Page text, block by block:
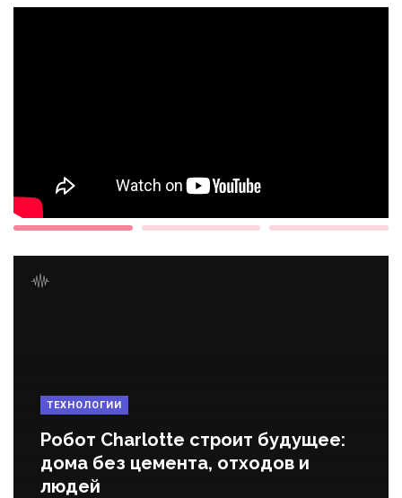
ТЕХНОЛОГИИ
Робот Charlotte строит будущее:
дома без цемента, отходов и
людей